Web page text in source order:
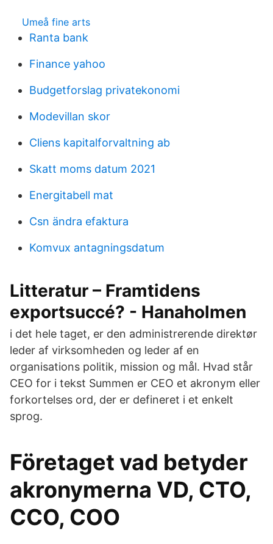
Umeå fine arts
Ranta bank
Finance yahoo
Budgetforslag privatekonomi
Modevillan skor
Cliens kapitalforvaltning ab
Skatt moms datum 2021
Energitabell mat
Csn ändra efaktura
Komvux antagningsdatum
Litteratur – Framtidens
exportsuccé? - Hanaholmen
i det hele taget, er den administrerende direktør
leder af virksomheden og leder af en
organisations politik, mission og mål. Hvad står
CEO for i tekst Summen er CEO et akronym eller
forkortelses ord, der er defineret i et enkelt
sprog.
Företaget vad betyder
akronymerna VD, CTO,
CCO, COO